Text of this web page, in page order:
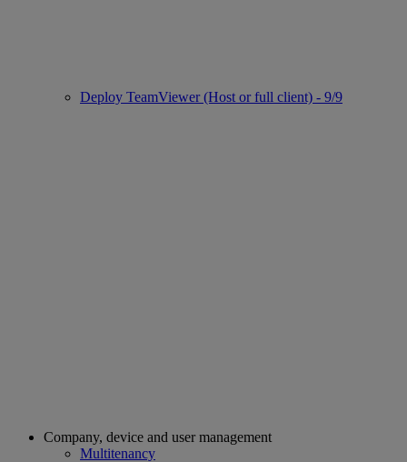
Deploy TeamViewer (Host or full client) - 9/9
Company, device and user management
Multitenancy